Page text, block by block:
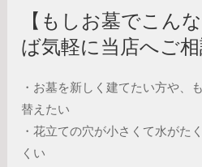
【もしお墓でこん
ば気軽に当店へご
・お墓を新しく建てたい方や、
替えたい
・花立ての穴が小さくて水がた
くい